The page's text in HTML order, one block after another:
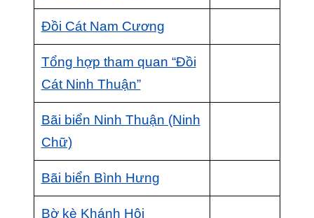
Đồi Cát Nam Cương
Tổng hợp tham quan “Đồi
Cát Ninh Thuận”
Bãi biển Ninh Thuận (Ninh
Chữ)
Bãi biển Bình Hưng
Bờ kè Khánh Hội